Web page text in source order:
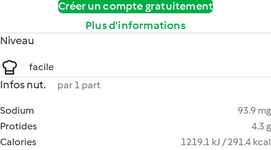
Créer un compte gratuitement
Plus d’informations
Niveau
facile
Infos nut. par 1 part
Sodium
93.9 mg
Protides
4.3 g
Calories
1219.1 kJ / 291.4 kcal